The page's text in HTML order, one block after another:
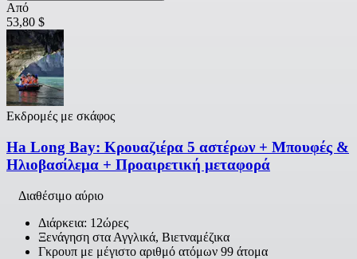
Από
53,80 $
Εκδρομές με σκάφος
Ha Long Bay: Κρουαζιέρα 5 αστέρων + Μπουφές &
Ηλιοβασίλεμα + Προαιρετική μεταφορά
Διαθέσιμο αύριο
Διάρκεια: 12ώρες
Ξενάγηση στα Αγγλικά, Βιετναμέζικα
Γκρουπ με μέγιστο αριθμό ατόμων 99 άτομα